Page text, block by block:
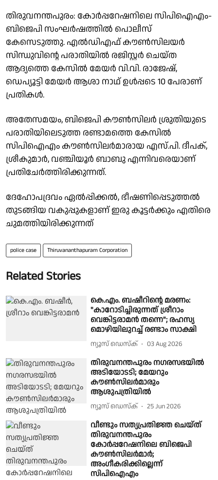
തിരുവനന്തപുരം: കോർപ്പറേഷനിലെ സിപിഐഎം-
ബിജെപി സംഘർഷത്തിൽ പൊലീസ്
കേസെടുത്തു. എൽഡിഎഫ് കൗൺസിലയർ
സിന്ധുവിന്റെ പരാതിയിൽ രജിസ്റ്റർ ചെയ്ത
ആദ്യത്തെ കേസിൽ മേയർ വി.വി. രാജേഷ്,
ഡെപ്യൂട്ടി മേയർ ആശാ നാഥ് ഉൾപ്പടെ 10 പേരാണ്
പ്രതികൾ.
അതേസമയം, ബിജെപി കൗൺസിലർ ശ്രുതിയുടെ
പരാതിയിലെടുത്ത രണ്ടാമത്തെ കേസിൽ
സിപിഐഎം കൗൺസിലർമാരായ എസ്.പി. ദീപക്,
ശ്രീകുമാർ, വഞ്ചിയൂർ ബാബു എന്നിവരെയാണ്
പ്രതിചേർത്തിരിക്കുന്നത്.
ദേഹോപദ്രവം ഏൽപ്പിക്കൽ, ഭീഷണിപ്പെടുത്തൽ
തുടങ്ങിയ വകുപ്പുകളാണ് ഇരു കൂട്ടർക്കും എതിരെ
ചുമത്തിയിരിക്കുന്നത്
police case Thiruvananthapuram Corporation
Related Stories
കെ.എം. ബഷീറിന്റെ മരണം:
"കാറോടിച്ചിരുന്നത് ശ്രീറാം
വെങ്കിട്ടരാമന്‍ തന്നെ"; രഹസ്യ
മൊഴിയിലുറച്ച് രണ്ടാം സാക്ഷി
ന്യൂസ് ഡെസ്ക് 03 Aug 2026
തിരുവനന്തപുരം നഗരസഭയില്‍
അടിയോടടി; മേയറും
കൗണ്‍സിലര്‍മാരും
ആശുപത്രിയില്‍
ന്യൂസ് ഡെസ്ക് 25 Jun 2026
വീണ്ടും സത്യപ്രതിജ്ഞ ചെയ്ത്
തിരുവനന്തപുരം
കോർപ്പറേഷനിലെ ബിജെപി
കൗൺസിലർമാർ;
അംഗീകരിക്കില്ലെന്ന്
സിപിഐഎം